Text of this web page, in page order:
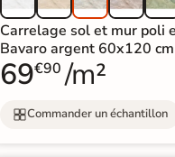
Carrelage sol et mur poli
Bavaro argent 60x120 cm
69€90 /m²
Commander un échantillon